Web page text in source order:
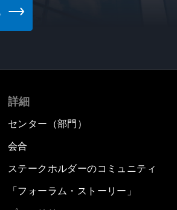
詳細
センター（部門）
会合
ステークホルダーのコミュニティ
「フォーラム・ストーリー」